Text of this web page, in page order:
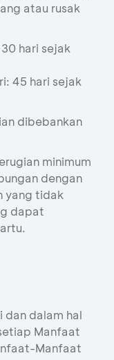
atau rusak
hari sejak
45 hari sejak
dibebankan
minimum
dengan
yang tidak
dapat
dan dalam hal
Manfaat
Manfaat